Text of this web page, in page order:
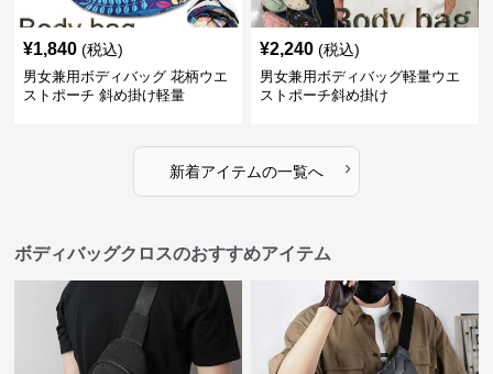
¥1,840 (税込)
男女兼用ボディバッグ 花柄ウエ
ストポーチ 斜め掛け軽量
¥2,240 (税込)
男女兼用ボディバッグ軽量ウエ
ストポーチ斜め掛け
新着アイテムの一覧へ ›
ボディバッグクロスのおすすめアイテム